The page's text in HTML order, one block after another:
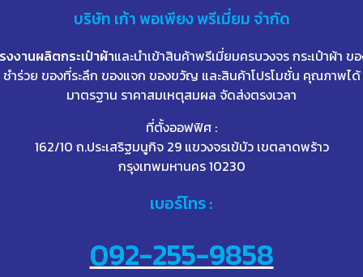
บริษัท เก้าพอเพียง พรีเมี่ยม จำกัด
งงานผลิตกระเป๋าผ้าและนำเข้าสินค้าพรีเมี่ยมครบวงจร กระเป๋าผ้า ข
ชำร่วย ของที่ระลึก ของแจก ของขวัญ และสินค้าโปรโมชั่น คุณภาพได้
มาตรฐาน ราคาสมเหตุสมผล จัดส่งตรงเวลา
ที่ตั้งออฟฟิศ :
162/10 ถ.ประเสริฐมนูกิจ 29 แขวงจรเข้บัว เขตลาดพร้าว
กรุงเทพมหานคร 10230
เบอร์โทร :
092-255-9858